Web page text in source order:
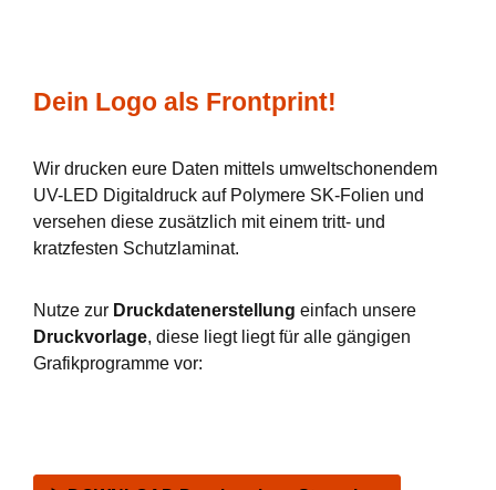
Dein Logo als Frontprint!
Wir drucken eure Daten mittels umweltschonendem
UV-LED Digitaldruck auf Polymere SK-Folien und
versehen diese zusätzlich mit einem tritt- und
kratzfesten Schutzlaminat.
Nutze zur Druckdatenerstellung einfach unsere
Druckvorlage, diese liegt liegt für alle gängigen
Grafikprogramme vor: